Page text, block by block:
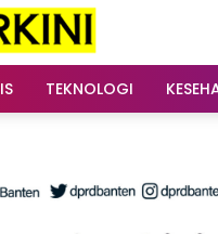
TEKNOLOGI